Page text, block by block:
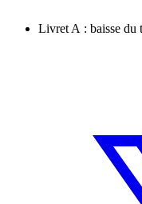
Livret A : baisse du